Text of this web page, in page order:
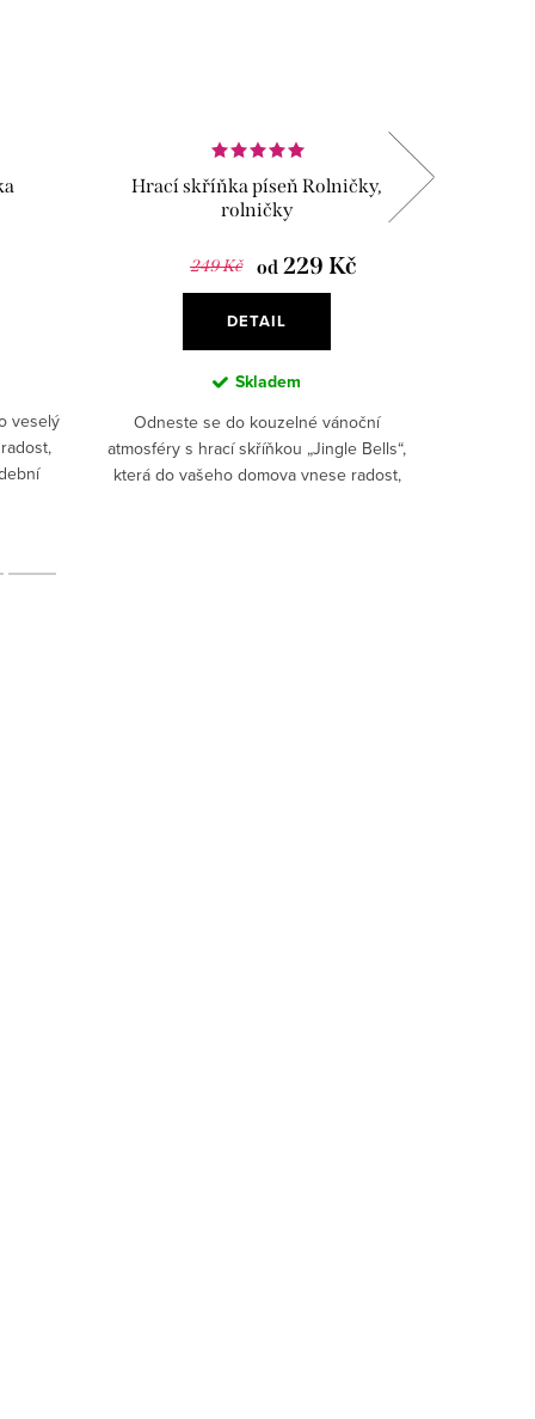
veselý
Hrací skříňka píseň Rolničky,
rolničky
249 Kč od 229 Kč
DETAIL
Skladem
Odneste se do kouzelné vánoční
atmosféry s hrací skříňkou „Jingle Bells“,
která do vašeho domova vnese radost,